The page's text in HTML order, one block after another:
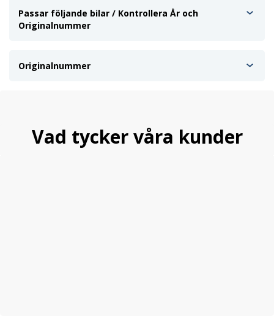
Passar följande bilar / Kontrollera År och
Originalnummer
Originalnummer
Vad tycker våra kunder